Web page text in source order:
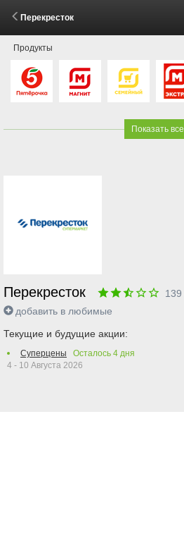
Перекресток
Продукты
Показать все
Перекресток 139
добавить в любимые
Текущие и будущие акции:
Суперцены Осталось 4 дня
4 - 10 Августа 2026